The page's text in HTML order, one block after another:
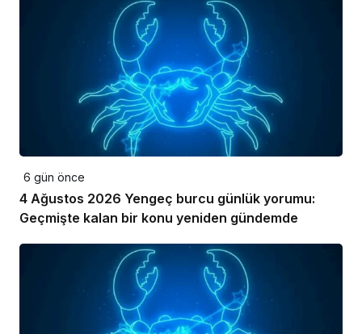
6 gün önce
4 Ağustos 2026 Yengeç burcu günlük yorumu:
Geçmişte kalan bir konu yeniden gündemde